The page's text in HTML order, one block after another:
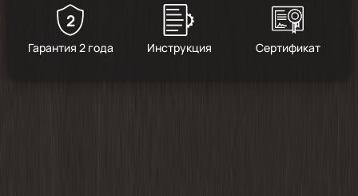
духовых шкафов
Для смены ПО необходимо проделать следующие
шаги:
2
Гарантия 2 года Инструкция Сертификат